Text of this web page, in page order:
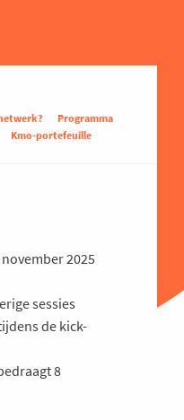
Programma
Kmo-portefeuille
2025
sessies
de kick-
8